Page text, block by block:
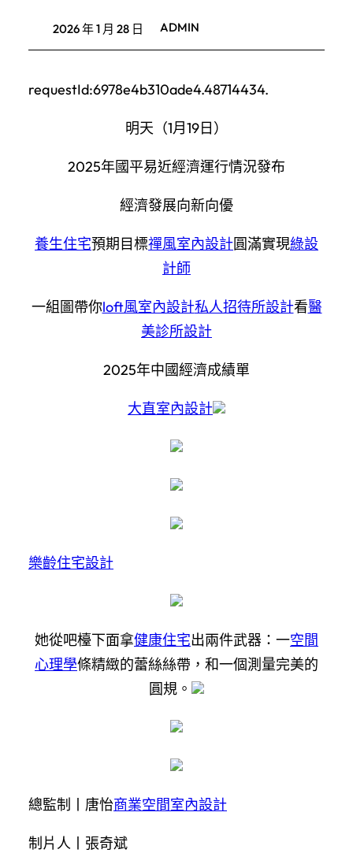
2026 年 1 月 28 日 ADMIN
requestId:6978e4b310ade4.48714434.
明天（1月19日）
2025年國平易近經濟運行情況發布
經濟發展向新向優
養生住宅預期目標禪風室內設計圓滿實現綠設
計師
一組圖帶你loft風室內設計私人招待所設計看醫
美診所設計
2025年中國經濟成績單
大直室內設計
樂齡住宅設計
她從吧檯下面拿健康住宅出兩件武器：一空間
心理學條精緻的蕾絲絲帶，和一個測量完美的
圓規。
總監制丨唐怡商業空間室內設計
制片人丨張奇斌